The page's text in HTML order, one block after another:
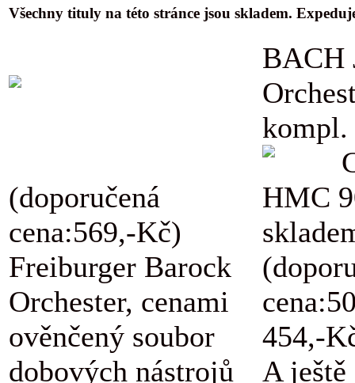
Všechny tituly na této stránce jsou skladem.
(doporučená
cena:569,-Kč)
Freiburger Barock
Orchester, cenami
ověnčený soubor
dobových nástrojů
BACH
kompl.
HMC
454,-
A